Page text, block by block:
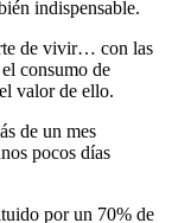
indispensable.
de vivir… con las
consumo de
valor de ello.
de un mes
pocos días
por un 70% de